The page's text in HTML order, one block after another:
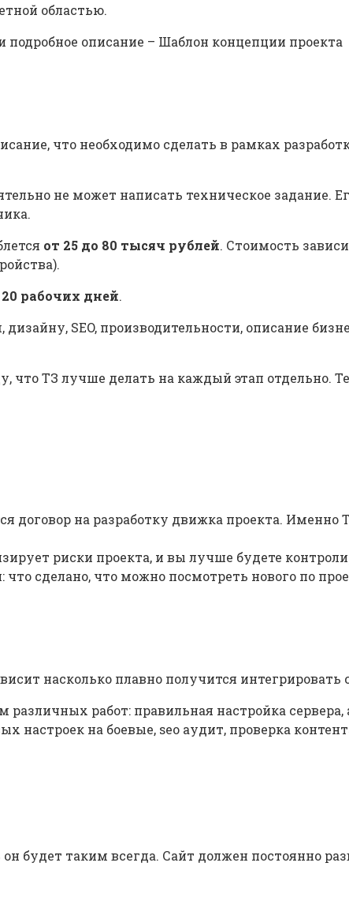
областью.
описание – Шаблон концепции проекта
что необходимо сделать в рамках
не может написать техническое задание.
от 25 до 80 тысяч рублей. Стоимость
20 рабочих дней.
SEO, производительности, описание
ТЗ лучше делать на каждый этап отдельно.
договор на разработку движка проекта. Именно
риски проекта, и вы лучше будете
сделано, что можно посмотреть нового по
насколько плавно получится
работ: правильная настройка
настроек на боевые, seo аудит, проверка
будет таким всегда. Сайт должен постоянно